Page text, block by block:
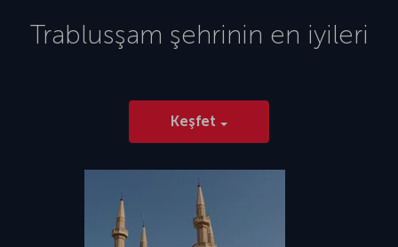
2014 yılında Trablus Uluslararası Havalimanı’nın yıkılmasından sonra
şehirdeki tek havalimanı olan Mitiga Uluslararası Havalimanı’ndan yurt
Trablusşam şehrinin en iyileri
Keşfet